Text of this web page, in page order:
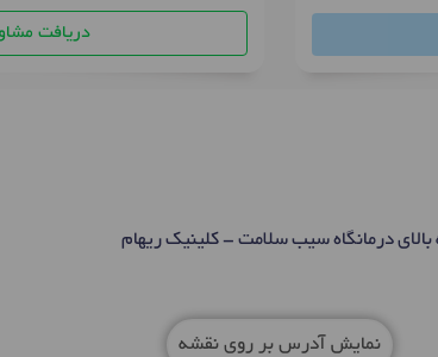
دریافت
درمانگاه سیب سلامت - کلینیک ریهام
نمایش آدرس بر روی نقشه